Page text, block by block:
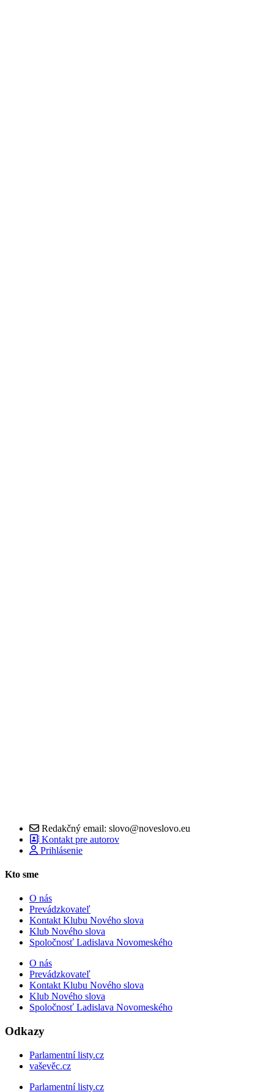
Redakčný email: slovo@noveslovo.eu
Kontakt pre autorov
Prihlásenie
Kto sme
O nás
Prevádzkovateľ
Kontakt Klubu Nového slova
Klub Nového slova
Spoločnosť Ladislava Novomeského
O nás
Prevádzkovateľ
Kontakt Klubu Nového slova
Klub Nového slova
Spoločnosť Ladislava Novomeského
Odkazy
Parlamentní listy.cz
vaševěc.cz
Parlamentní listy.cz